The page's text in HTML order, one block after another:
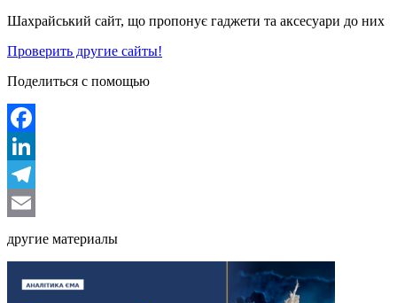
Шахрайський сайт, що пропонує гаджети та аксесуари до них
Проверить другие сайты!
Поделиться с помощью
Facebook
LinkedIn
Telegram
другие материалы